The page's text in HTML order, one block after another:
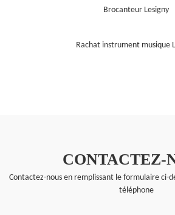
Brocanteur Lesigny
Rachat instrument musique
CONTACTEZ-
Contactez-nous en remplissant le formulaire ci-
téléphone